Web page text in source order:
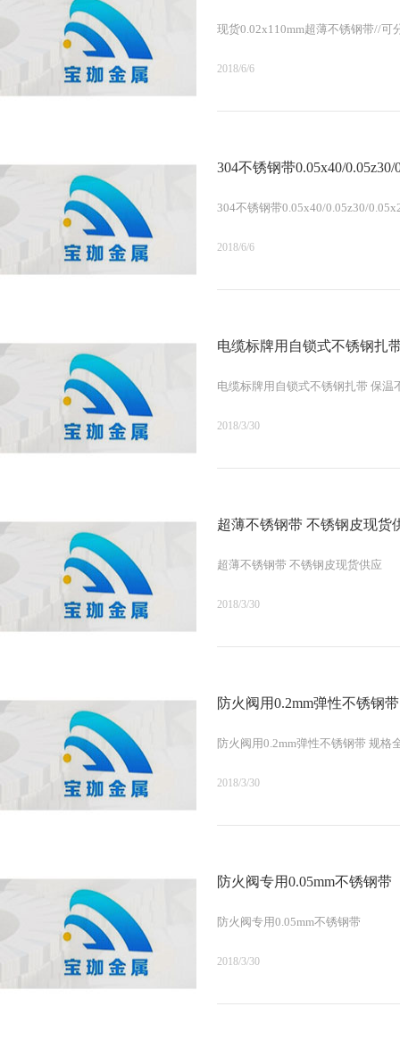
现货0.02x110mm超薄不锈钢带//可
2018/6/6
304不锈钢带0.05x40/0.05z30/
304不锈钢带0.05x40/0.05z30/
2018/6/6
电缆标牌用自锁式不锈钢扎
电缆标牌用自锁式不锈钢扎带 保温
2018/3/30
超薄不锈钢带 不锈钢皮现货
超薄不锈钢带 不锈钢皮现货供应
2018/3/30
防火阀用0.2mm弹性不锈钢
防火阀用0.2mm弹性不锈钢带 规格
2018/3/30
防火阀专用0.05mm不锈钢带
防火阀专用0.05mm不锈钢带
2018/3/30